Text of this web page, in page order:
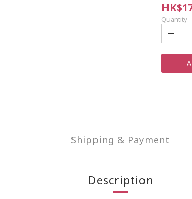
Quantity
Shipping & Payment
Description